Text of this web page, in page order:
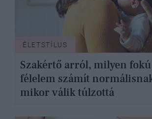
ÉLETSTÍLUS
Szakértő arról, milyen
félelem számít
mikor válik túlzottá